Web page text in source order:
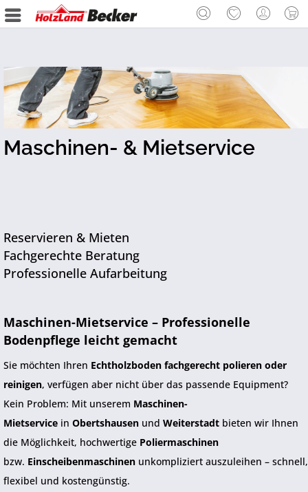
Maschinen-Mietservice – Professionelle
Bodenpflege leicht gemacht
Sie möchten Ihren Echtholzboden fachgerecht polieren oder
reinigen, verfügen aber nicht über das passende Equipment?
Kein Problem: Mit unserem Maschinen-
Mietservice in Obertshausen und Weiterstadt bieten wir Ihnen
die Möglichkeit, hochwertige Poliermaschinen
bzw. Einscheibenmaschinen unkompliziert auszuleihen – schnell,
flexibel und kostengünstig.
Maschinen- & Mietservice
Reservieren & Mieten
Fachgerechte Beratung
Professionelle Aufarbeitung